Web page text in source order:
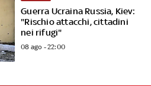
Guerra Ucraina Russia, Kiev:
"Rischio attacchi, cittadini
nei rifugi"
08 ago - 22:00